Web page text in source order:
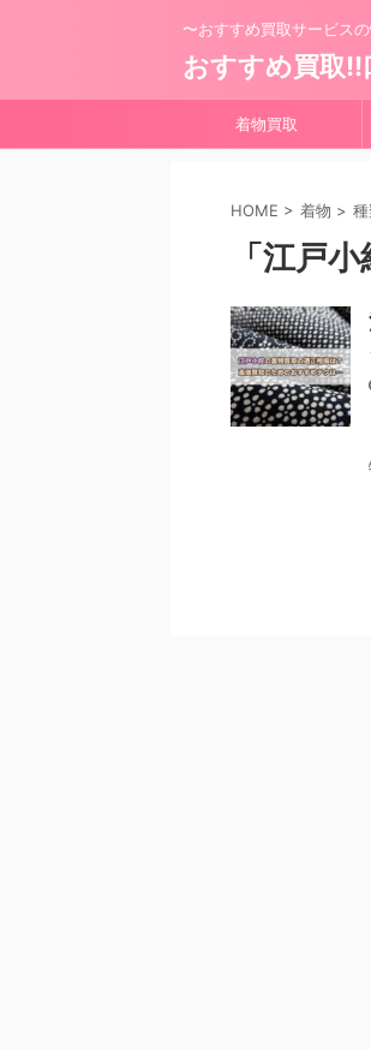
〜おすすめ買取サービス
おすすめ買取
着物買取
HOME > 着物 >
「江戸